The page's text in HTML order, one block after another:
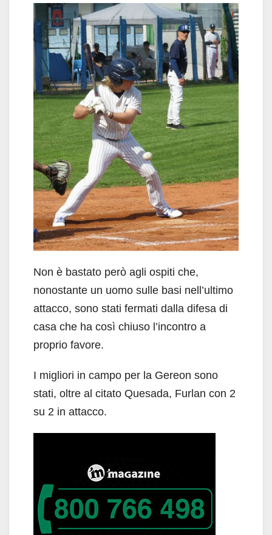
Non è bastato però agli ospiti che,
nonostante un uomo sulle basi nell’ultimo
attacco, sono stati fermati dalla difesa di
casa che ha così chiuso l’incontro a
proprio favore.
I migliori in campo per la Gereon sono
stati, oltre al citato Quesada, Furlan con 2
su 2 in attacco.